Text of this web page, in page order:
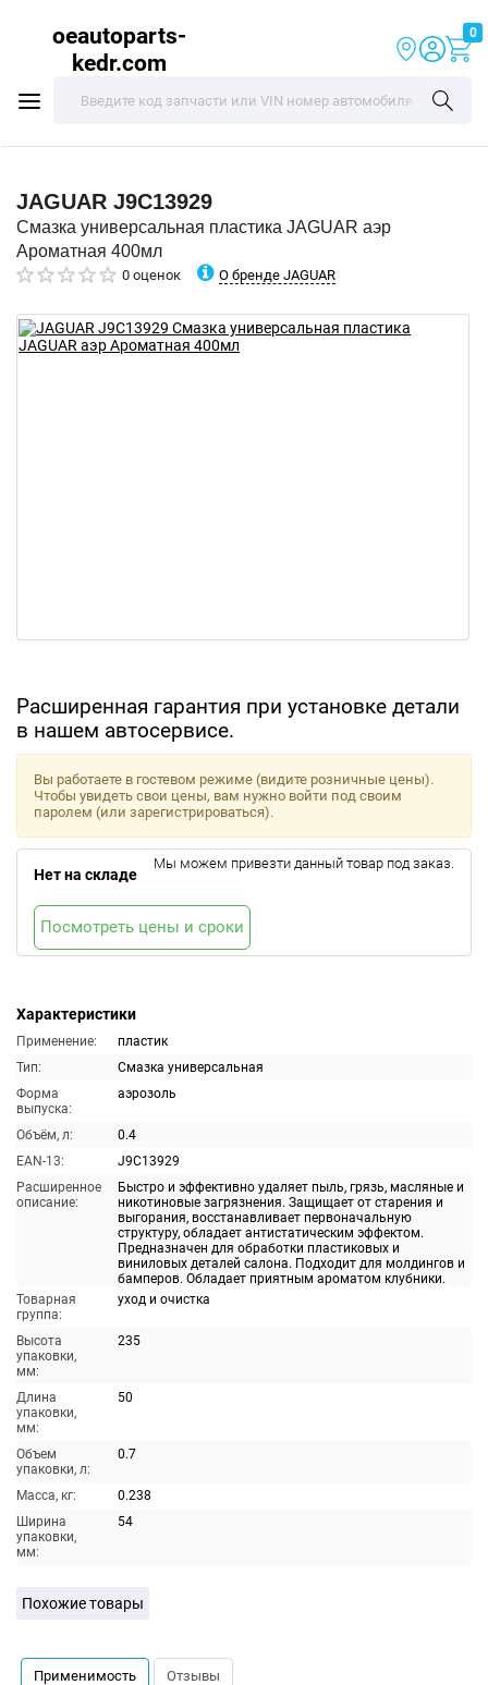
oeautoparts-
kedr.com
0
JAGUAR J9C13929
Смазка универсальная пластика JAGUAR аэр
Ароматная 400мл
0 оценок О бренде JAGUAR
Расширенная гарантия при установке детали
в нашем автосервисе.
Характеристики
Применение:
пластик
Тип:
Смазка универсальная
Форма
выпуска:
аэрозоль
Объём, л:
0.4
EAN-13:
J9C13929
Расширенное
описание:
Быстро и эффективно удаляет пыль, грязь, масляные и
никотиновые загрязнения. Защищает от старения и
выгорания, восстанавливает первоначальную
структуру, обладает антистатическим эффектом.
Предназначен для обработки пластиковых и
виниловых деталей салона. Подходит для молдингов и
бамперов. Обладает приятным ароматом клубники.
Товарная
группа:
уход и очистка
Высота
упаковки,
мм:
235
Длина
упаковки,
мм:
50
Объем
упаковки, л:
0.7
Масса, кг:
0.238
Ширина
упаковки,
мм:
54
Вы работаете в гостевом режиме (видите розничные цены).
Чтобы увидеть свои цены, вам нужно войти под своим
паролем (или зарегистрироваться).
Нет на складе
Мы можем привезти данный товар под заказ.
Посмотреть цены и сроки
Похожие товары
Применимость Отзывы